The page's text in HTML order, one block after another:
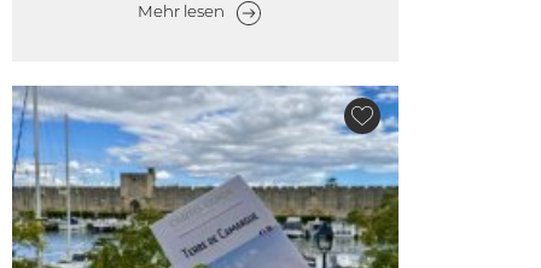
Mehr lesen